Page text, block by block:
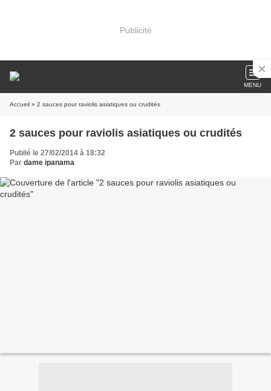
Publicité
MENU
Accueil » 2 sauces pour raviolis asiatiques ou crudités
2 sauces pour raviolis asiatiques ou crudités
Publié le 27/02/2014 à 18:32
Par dame ipanama